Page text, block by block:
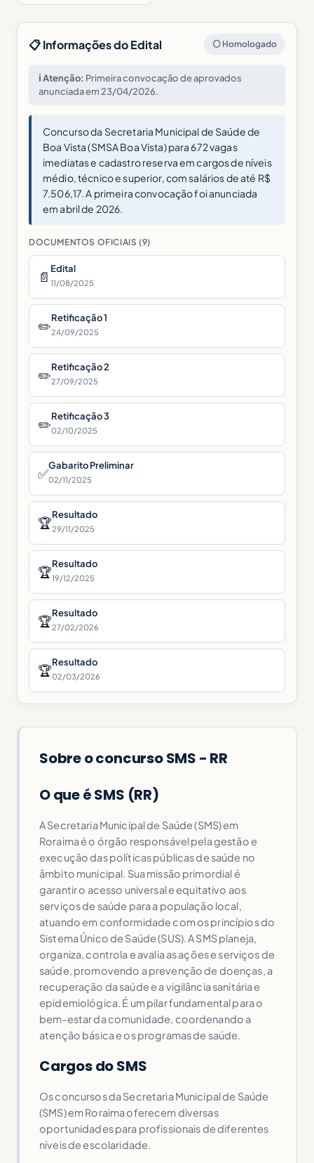
📋 Informações do Edital ⚪ Homologado
ℹ️ Atenção: Primeira convocação de aprovados
anunciada em 23/04/2026.
Concurso da Secretaria Municipal de Saúde de
Boa Vista (SMSA Boa Vista) para 672 vagas
imediatas e cadastro reserva em cargos de níveis
médio, técnico e superior, com salários de até R$
7.506,17. A primeira convocação foi anunciada
em abril de 2026.
DOCUMENTOS OFICIAIS (9)
📄 Edital
11/08/2025
✏️Retificação 1
24/09/2025
✏️Retificação 2
27/09/2025
✏️Retificação 3
02/10/2025
✅Gabarito Preliminar
02/11/2025
🏆Resultado
29/11/2025
🏆Resultado
19/12/2025
🏆Resultado
27/02/2026
🏆Resultado
02/03/2026
Sobre o concurso SMS - RR
O que é SMS (RR)
A Secretaria Municipal de Saúde (SMS) em
Roraima é o órgão responsável pela gestão e
execução das políticas públicas de saúde no
âmbito municipal. Sua missão primordial é
garantir o acesso universal e equitativo aos
serviços de saúde para a população local,
atuando em conformidade com os princípios do
Sistema Único de Saúde (SUS). A SMS planeja,
organiza, controla e avalia as ações e serviços de
saúde, promovendo a prevenção de doenças, a
recuperação da saúde e a vigilância sanitária e
epidemiológica. É um pilar fundamental para o
bem-estar da comunidade, coordenando a
atenção básica e os programas de saúde.
Cargos do SMS
Os concursos da Secretaria Municipal de Saúde
(SMS) em Roraima oferecem diversas
oportunidades para profissionais de diferentes
níveis de escolaridade.